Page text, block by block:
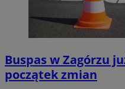
Buspas w Zagórzu
początek zmian